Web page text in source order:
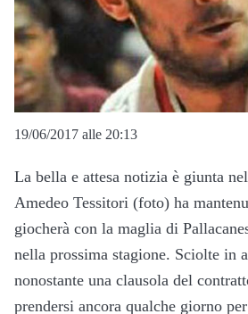
19/06/2017 alle 20:13
La bella e attesa notizia è giunta
Amedeo Tessitori (foto) ha
giocherà con la maglia di
nella prossima stagione. Sciolte in
nonostante una clausola del
prendersi ancora qualche giorno